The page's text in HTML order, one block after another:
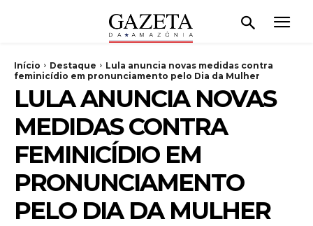
Início Destaque
Lula anuncia novas medidas contra
feminicídio em pronunciamento pelo Dia da Mulher
LULA ANUNCIA NOVAS
MEDIDAS CONTRA
FEMINICÍDIO EM
PRONUNCIAMENTO
PELO DIA DA MULHER